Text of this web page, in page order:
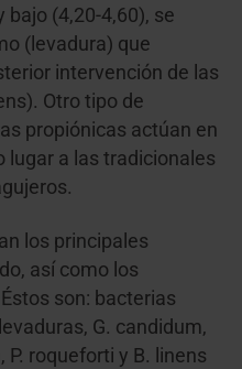
bajo (4,20-4,60), se
(levadura) que
intervención de las
Otro tipo de
propiónicas actúan en
lugar a las tradicionales
los principales
así como los
son: bacterias
G. candidum,
P. roqueforti y B. linens